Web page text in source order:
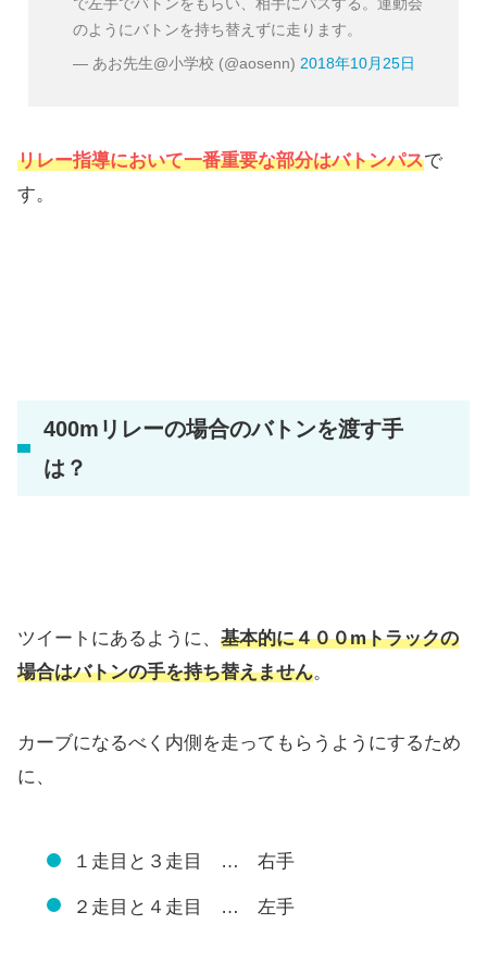
で左手でバトンをもらい、相手にパスする。運動会
のようにバトンを持ち替えずに走ります。
— あお先生@小学校 (@aosenn) 2018年10月25日
リレー指導において一番重要な部分はバトンパスで
す。
400mリレーの場合のバトンを渡す手
は？
ツイートにあるように、 基本的に４００mトラックの
場合はバトンの手を持ち替えません。
カーブになるべく内側を走ってもらうようにするため
に、
１走目と３走目 … 右手
２走目と４走目 … 左手